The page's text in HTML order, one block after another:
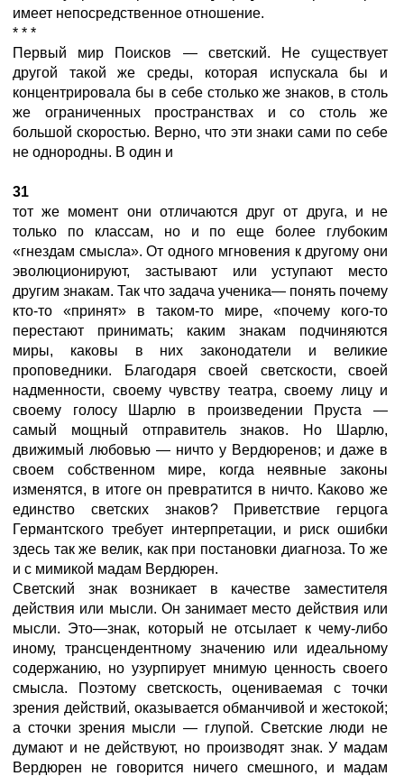
имеет непосредственное отношение.
* * *
Первый мир Поисков — светский. Не существует
другой такой же среды, которая испускала бы и
концентрировала бы в себе столько же знаков, в столь
же ограниченных пространствах и со столь же
большой скоростью. Верно, что эти знаки сами по себе
не однородны. В один и
31
тот же момент они отличаются друг от друга, и не
только по классам, но и по еще более глубоким
«гнездам смысла». От одного мгновения к другому они
эволюционируют, застывают или уступают место
другим знакам. Так что задача ученика— понять почему
кто-то «принят» в таком-то мире, «почему кого-то
перестают принимать; каким знакам подчиняются
миры, каковы в них законодатели и великие
проповедники. Благодаря своей светскости, своей
надменности, своему чувству театра, своему лицу и
своему голосу Шарлю в произведении Пруста —
самый мощный отправитель знаков. Но Шарлю,
движимый любовью — ничто у Вердюренов; и даже в
своем собственном мире, когда неявные законы
изменятся, в итоге он превратится в ничто. Каково же
единство светских знаков? Приветствие герцога
Германтского требует интерпретации, и риск ошибки
здесь так же велик, как при постановки диагноза. То же
и с мимикой мадам Вердюрен.
Светский знак возникает в качестве заместителя
действия или мысли. Он занимает место действия или
мысли. Это—знак, который не отсылает к чему-либо
иному, трансцендентному значению или идеальному
содержанию, но узурпирует мнимую ценность своего
смысла. Поэтому светскость, оцениваемая с точки
зрения действий, оказывается обманчивой и жестокой;
а сточки зрения мысли — глупой. Светские люди не
думают и не действуют, но производят знак. У мадам
Вердюрен не говорится ничего смешного, и мадам